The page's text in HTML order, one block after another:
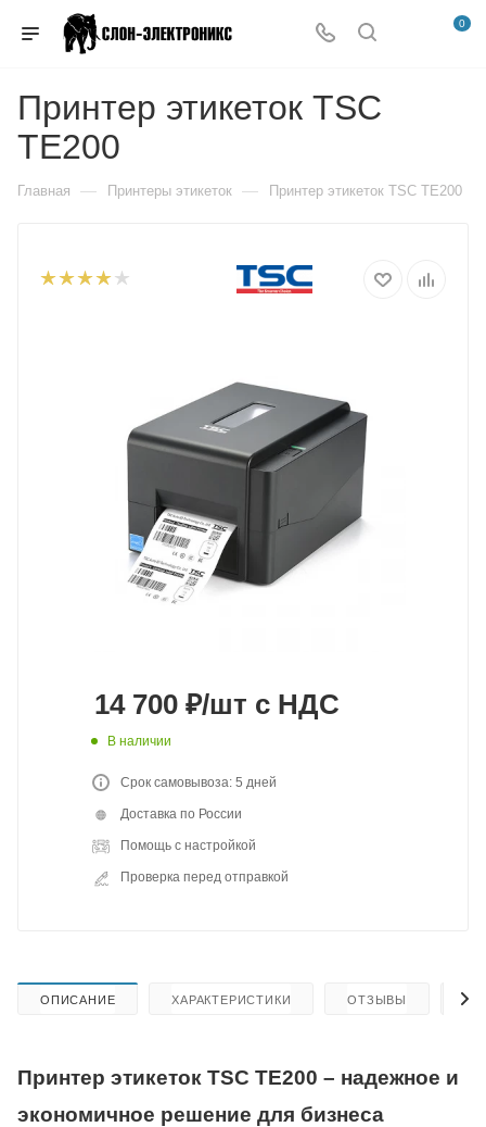
0
Принтер этикеток TSC
TE200
Главная — Принтеры этикеток — Принтер этикеток TSC TE200
14 700 ₽/шт с НДС
В наличии
Срок самовывоза: 5 дней
Доставка по России
Помощь с настройкой
Проверка перед отправкой
ОПИСАНИЕ ХАРАКТЕРИСТИКИ ОТЗЫВЫ
Принтер этикеток TSC TE200 – надежное и
экономичное решение для бизнеса